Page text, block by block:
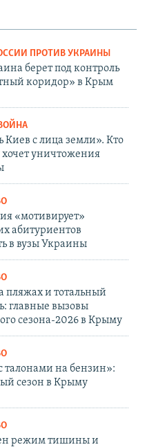
ПРОТИВ УКРАИНЫ
берет под контроль
коридор» в Крым
Киев с лица земли». Кто
уничтожения
«мотивирует»
абитуриентов
в вузы Украины
пляжах и тотальный
главные вызовы
сезона-2026 в Крыму
талонами на бензин»:
сезон в Крыму
режим тишины и